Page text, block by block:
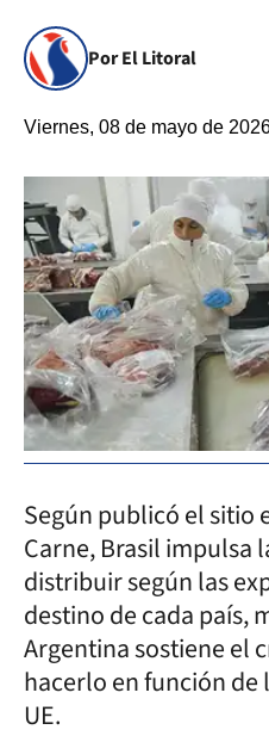
Por El Litoral
Viernes, 08 de mayo de
Según publicó el sitio
Carne, Brasil impulsa
distribuir según las
destino de cada país,
Argentina sostiene el
hacerlo en función de
UE.